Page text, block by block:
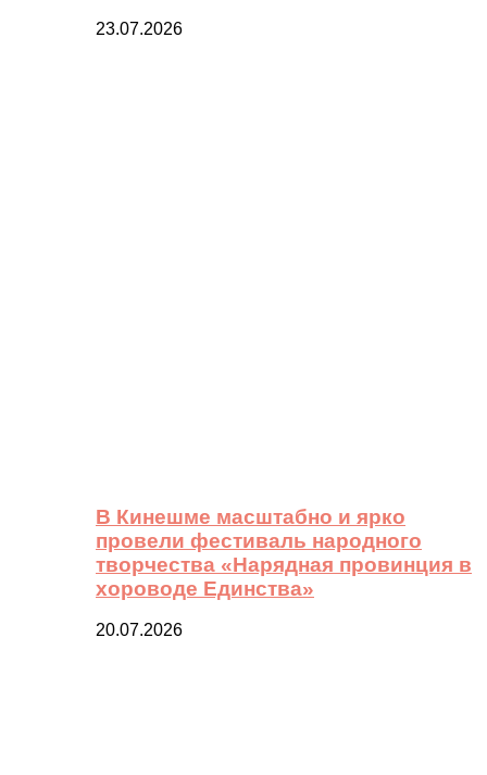
23.07.2026
В Кинешме масштабно и ярко
провели фестиваль народного
творчества «Нарядная провинция в
хороводе Единства»
20.07.2026